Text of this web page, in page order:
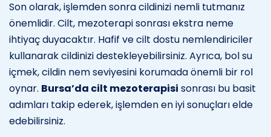
Son olarak, işlemden sonra cildinizi nemli tutmanız
önemlidir. Cilt, mezoterapi sonrası ekstra neme
ihtiyaç duyacaktır. Hafif ve cilt dostu nemlendiriciler
kullanarak cildinizi destekleyebilirsiniz. Ayrıca, bol su
içmek, cildin nem seviyesini korumada önemli bir rol
oynar. Bursa’da cilt mezoterapisi sonrası bu basit
adımları takip ederek, işlemden en iyi sonuçları elde
edebilirsiniz.